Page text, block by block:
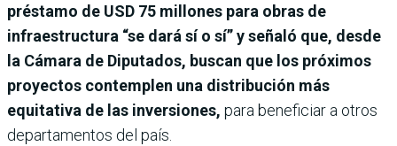
préstamo de USD 75 millones para obras de
infraestructura “se dará sí o sí” y señaló que, desde
la Cámara de Diputados, buscan que los próximos
proyectos contemplen una distribución más
equitativa de las inversiones, para beneficiar a otros
departamentos del país.